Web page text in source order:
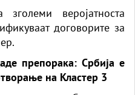
веројатноста
договорите за
препорака: Србија е
на Кластер 3